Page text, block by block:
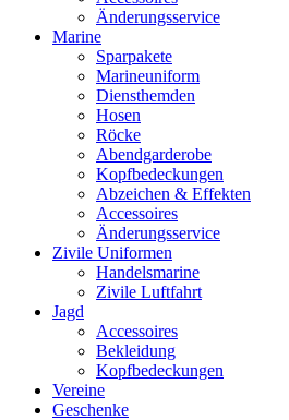
Änderungsservice
Marine
Sparpakete
Marineuniform
Diensthemden
Hosen
Röcke
Abendgarderobe
Kopfbedeckungen
Abzeichen & Effekten
Accessoires
Änderungsservice
Zivile Uniformen
Handelsmarine
Zivile Luftfahrt
Jagd
Accessoires
Bekleidung
Kopfbedeckungen
Vereine
Geschenke